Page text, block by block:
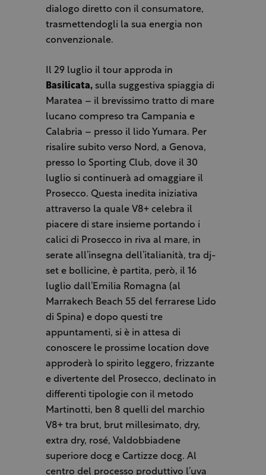
dialogo diretto con il consumatore,
trasmettendogli la sua energia non
convenzionale.
Il 29 luglio il tour approda in
Basilicata,sulla suggestiva spiaggia di
Maratea – il brevissimo tratto di mare
lucano compreso tra Campania e
Calabria – presso il lido Yumara. Per
risalire subito verso Nord, a Genova,
presso lo Sporting Club, dove il 30
luglio si continuerà ad omaggiare il
Prosecco. Questa inedita iniziativa
attraverso la quale V8+ celebra il
piacere di stare insieme portando i
calici di Prosecco in riva al mare, in
serate all’insegna dell’italianità, tra dj-
set e bollicine, è partita, però, il 16
luglio dall’Emilia Romagna (al
Marrakech Beach 55 del ferrarese Lido
di Spina) e dopo questi tre
appuntamenti, si è in attesa di
conoscere le prossime location dove
approderà lo spirito leggero, frizzante
e divertente del Prosecco, declinato in
differenti tipologie con il metodo
Martinotti, ben 8 quelli del marchio
V8+ tra brut, brut millesimato, dry,
extra dry, rosé, Valdobbiadene
superiore docg e Cartizze docg. Al
centro del processo produttivo l’uva